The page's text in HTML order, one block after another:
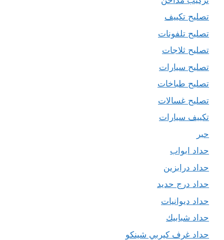
تصليح تكييف
تصليح تلفونات
تصليح ثلاجات
تصليح سيارات
تصليح طباخات
تصليح غسالات
تكييف سيارات
حبر
حداد ابواب
حداد درابزين
حداد درج حديد
حداد ديوانيات
حداد شبابيك
حداد غرف كيربي شينكو